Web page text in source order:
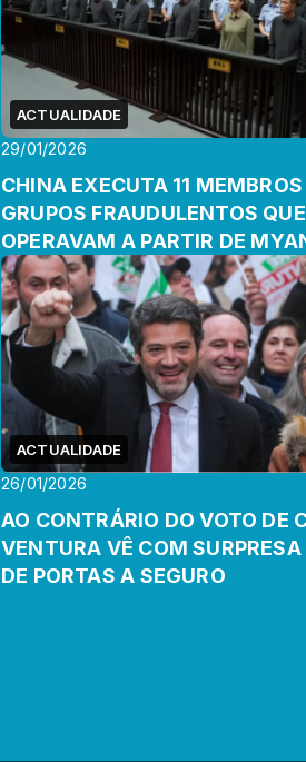
ACTUALIDADE
29/01/2026
CHINA EXECUTA 11 MEMBROS
GRUPOS FRAUDULENTOS QUE
OPERAVAM A PARTIR DE
ACTUALIDADE
26/01/2026
AO CONTRÁRIO DO VOTO DE
VENTURA VÊ COM SURPRESA
DE PORTAS A SEGURO